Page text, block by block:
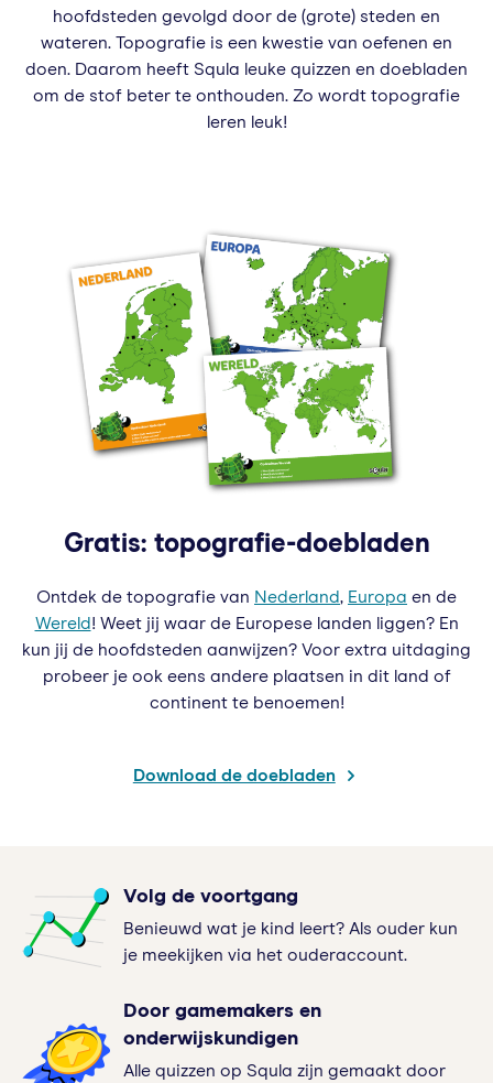
hoofdsteden gevolgd door de (grote) steden en
wateren. Topografie is een kwestie van oefenen en
doen. Daarom heeft Squla leuke quizzen en doebladen
om de stof beter te onthouden. Zo wordt topografie
leren leuk!
Gratis: topografie-doebladen
Ontdek de topografie van Nederland, Europa en de
Wereld! Weet jij waar de Europese landen liggen? En
kun jij de hoofdsteden aanwijzen? Voor extra uitdaging
probeer je ook eens andere plaatsen in dit land of
continent te benoemen!
Download de doebladen
Volg de voortgang
Benieuwd wat je kind leert? Als ouder kun
je meekijken via het ouderaccount.
Door gamemakers en
onderwijskundigen
Alle quizzen op Squla zijn gemaakt door